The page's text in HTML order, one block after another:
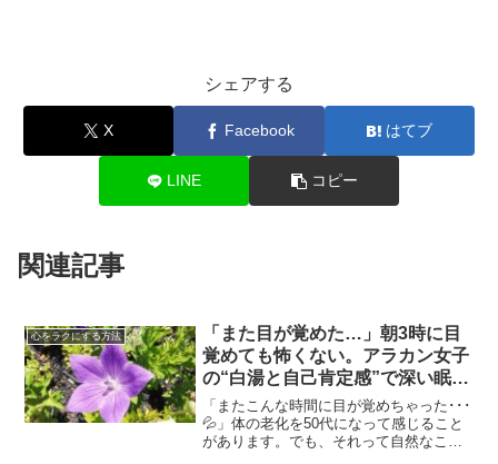
シェアする
X Facebook はてブ
LINE コピー
関連記事
心をラクにする方法
「また目が覚めた…」朝3時に目
覚めても怖くない。アラカン女子
の“白湯と自己肯定感”で深い眠り
へ
「またこんな時間に目が覚めちゃった･･･
💦」体の老化を50代になって感じること
があります。でも、それって自然なこと